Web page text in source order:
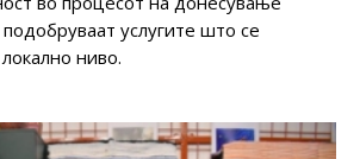
услугите што се
ниво.